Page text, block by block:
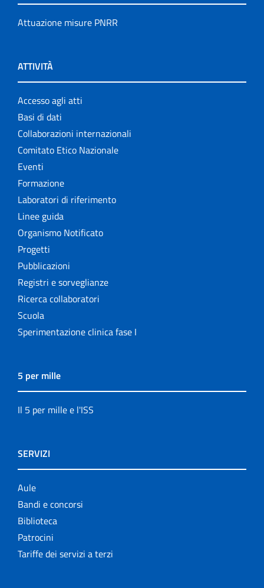
Attuazione misure PNRR
ATTIVITÀ
Accesso agli atti
Basi di dati
Collaborazioni internazionali
Comitato Etico Nazionale
Eventi
Formazione
Laboratori di riferimento
Linee guida
Organismo Notificato
Progetti
Pubblicazioni
Registri e sorveglianze
Ricerca collaboratori
Scuola
Sperimentazione clinica fase I
5 per mille
Il 5 per mille e l'ISS
SERVIZI
Aule
Bandi e concorsi
Biblioteca
Patrocini
Tariffe dei servizi a terzi